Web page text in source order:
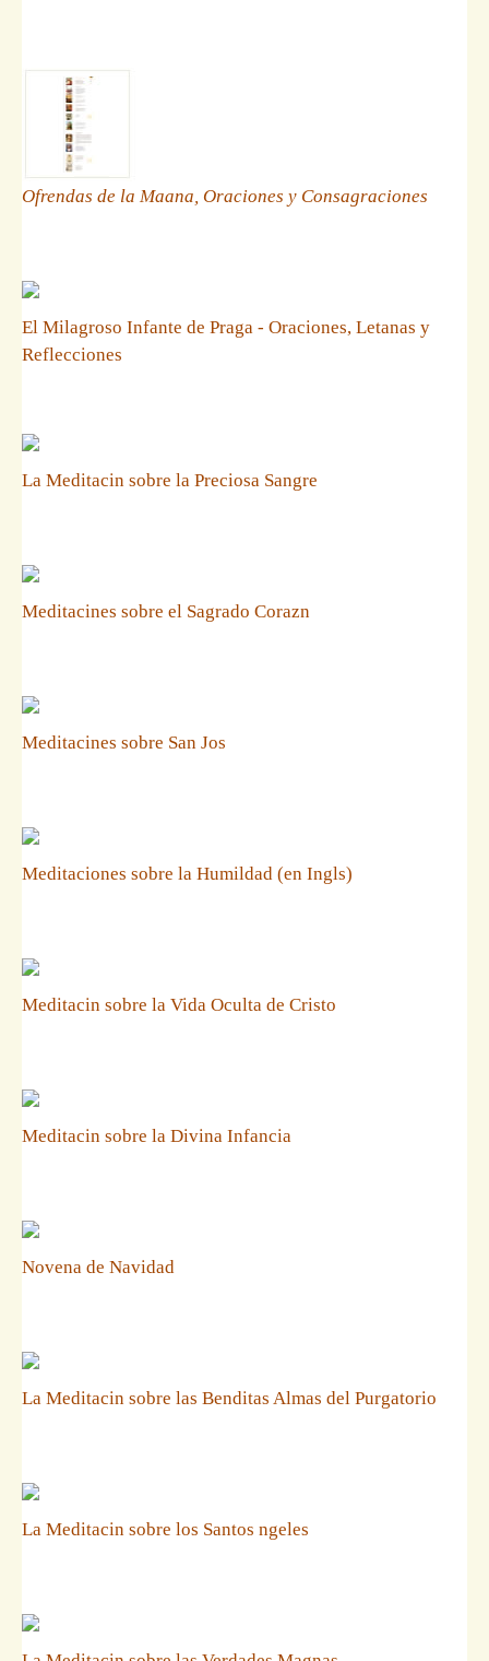
Ofrendas de la Maana, Oraciones y Consagraciones
El Milagroso Infante de Praga - Oraciones, Letanas y
Reflecciones
La Meditacin sobre la Preciosa Sangre
Meditacines sobre el Sagrado Corazn
Meditacines sobre San Jos
Meditaciones sobre la Humildad (en Ingls)
Meditacin sobre la Vida Oculta de Cristo
Meditacin sobre la Divina Infancia
Novena de Navidad
La Meditacin sobre las Benditas Almas del Purgatorio
La Meditacin sobre los Santos ngeles